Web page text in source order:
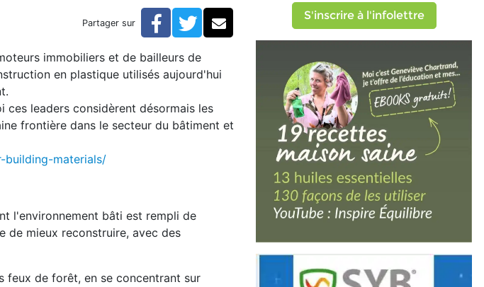
sans plastiques
Partager sur Facebook
TwitterCourriel
immobiliers et de bailleurs de
en plastique utilisés aujourd'hui
leaders considèrent désormais les
frontière dans le secteur du bâtiment et
building-materials/
l'environnement bâti est rempli de
de mieux reconstruire, avec des
feux de forêt, en se concentrant sur
S'inscrire à l'infolettre